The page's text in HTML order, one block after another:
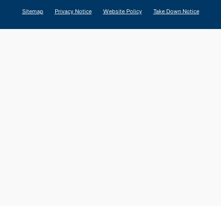
Sitemap Privacy Notice Website Policy Take Down Notice